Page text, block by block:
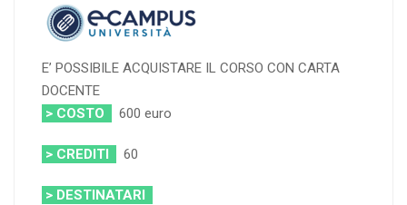
E’ POSSIBILE ACQUISTARE IL CORSO CON CARTA
DOCENTE
> COSTO
600 euro
> CREDITI 60
> DESTINATARI